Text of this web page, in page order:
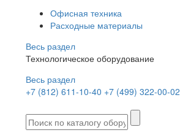
Офисная техника
Расходные материалы
Весь раздел
Технологическое оборудование
Весь раздел
+7 (812) 611-10-40 +7 (499) 322-00-02